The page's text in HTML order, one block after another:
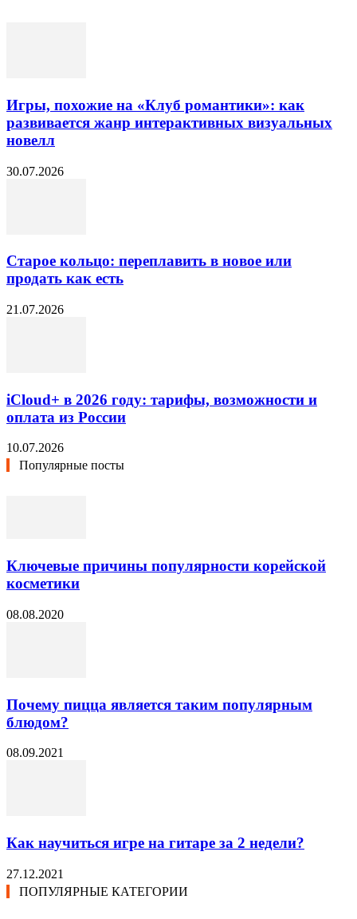
Игры, похожие на «Клуб романтики»: как
развивается жанр интерактивных визуальных
новелл
30.07.2026
Старое кольцо: переплавить в новое или
продать как есть
21.07.2026
iCloud+ в 2026 году: тарифы, возможности и
оплата из России
10.07.2026
Популярные посты
Ключевые причины популярности корейской
косметики
08.08.2020
Почему пицца является таким популярным
блюдом?
08.09.2021
Как научиться игре на гитаре за 2 недели?
27.12.2021
ПОПУЛЯРНЫЕ КАТЕГОРИИ